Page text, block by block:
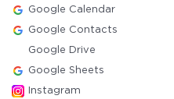
Google Calendar
Google Contacts
Google Drive
Google Sheets
Instagram